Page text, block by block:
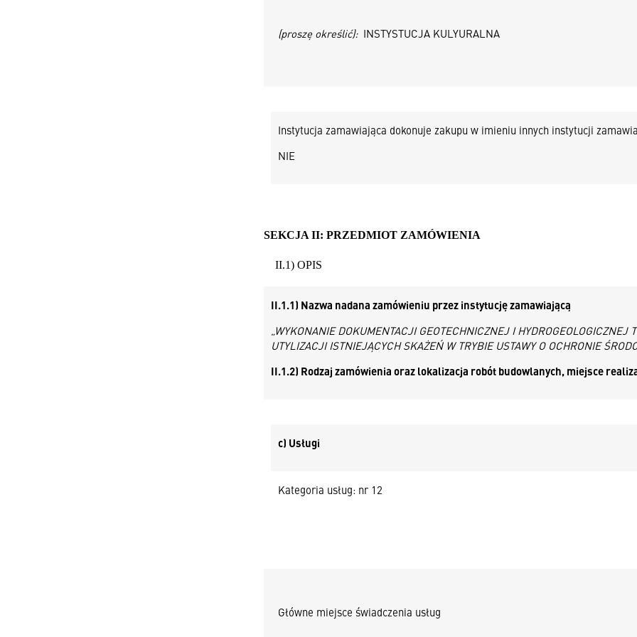
(proszę określić):INSTYSTUCJA KULYURALNA
Instytucja zamawiająca dokonuje zakupu w imieniu innych instytucji
NIE
SEKCJA II: PRZEDMIOT ZAMÓWIENIA
II.1) OPIS
II.1.1) Nazwa nadana zamówieniu przez instytucję zamawiającą
„WYKONANIE DOKUMENTACJI GEOTECHNICZNEJ I
UTYLIZACJI ISTNIEJĄCYCH SKAŻEŃ W TRYBIE USTAWY O OCHRONIE
II.1.2) Rodzaj zamówienia oraz lokalizacja robót budowlanych, miejsce
c) Usługi
Kategoria usług: nr 12
Główne miejsce świadczenia usług